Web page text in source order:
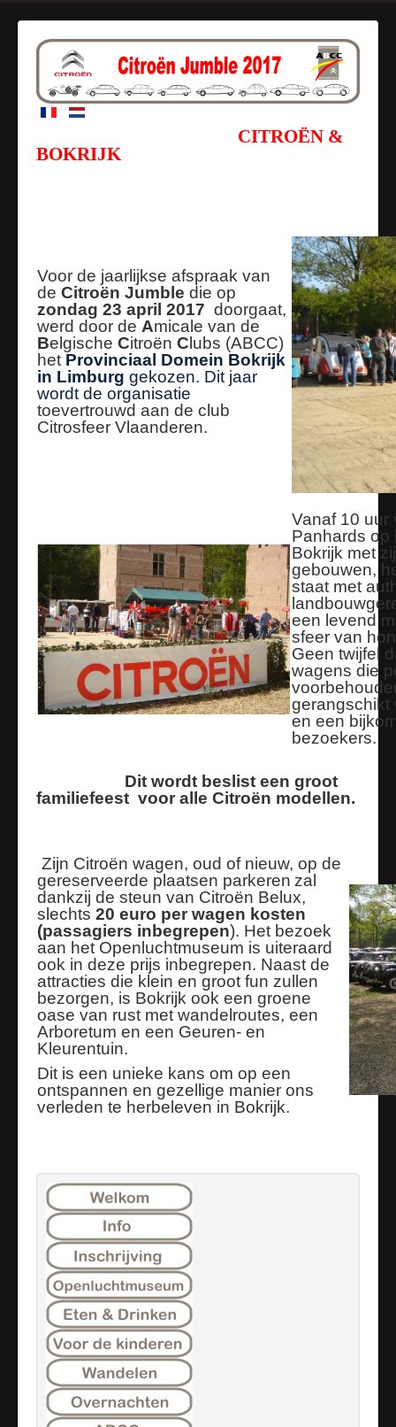
CITROËN &
BOKRIJK
Voor de jaarlijkse afspraak van
de Citroën Jumble die op
zondag 23 april 2017 doorgaat,
werd door de Amicale van de
Belgische Citroën Clubs (ABCC)
het Provinciaal Domein Bokrijk
in Limburg gekozen. Dit jaar
wordt de organisatie
toevertrouwd aan de club
Citrosfeer Vlaanderen.
Vanaf 10 uur
Panhards op
Bokrijk met
gebouwen,
staat met
een levend
sfeer van
Geen twijfel
wagens die
gerangschikt
en een
bezoekers.
Dit wordt beslist een groot
familiefeest voor alle Citroën modellen.
Zijn Citroën wagen, oud of nieuw, op de
gereserveerde plaatsen parkeren zal
dankzij de steun van Citroën Belux,
slechts 20 euro per wagen kosten
(passagiers inbegrepen). Het bezoek
aan het Openluchtmuseum is uiteraard
ook in deze prijs inbegrepen. Naast de
attracties die klein en groot fun zullen
bezorgen, is Bokrijk ook een groene
oase van rust met wandelroutes, een
Arboretum en een Geuren- en
Kleurentuin.
Dit is een unieke kans om op een
ontspannen en gezellige manier ons
verleden te herbeleven in Bokrijk.